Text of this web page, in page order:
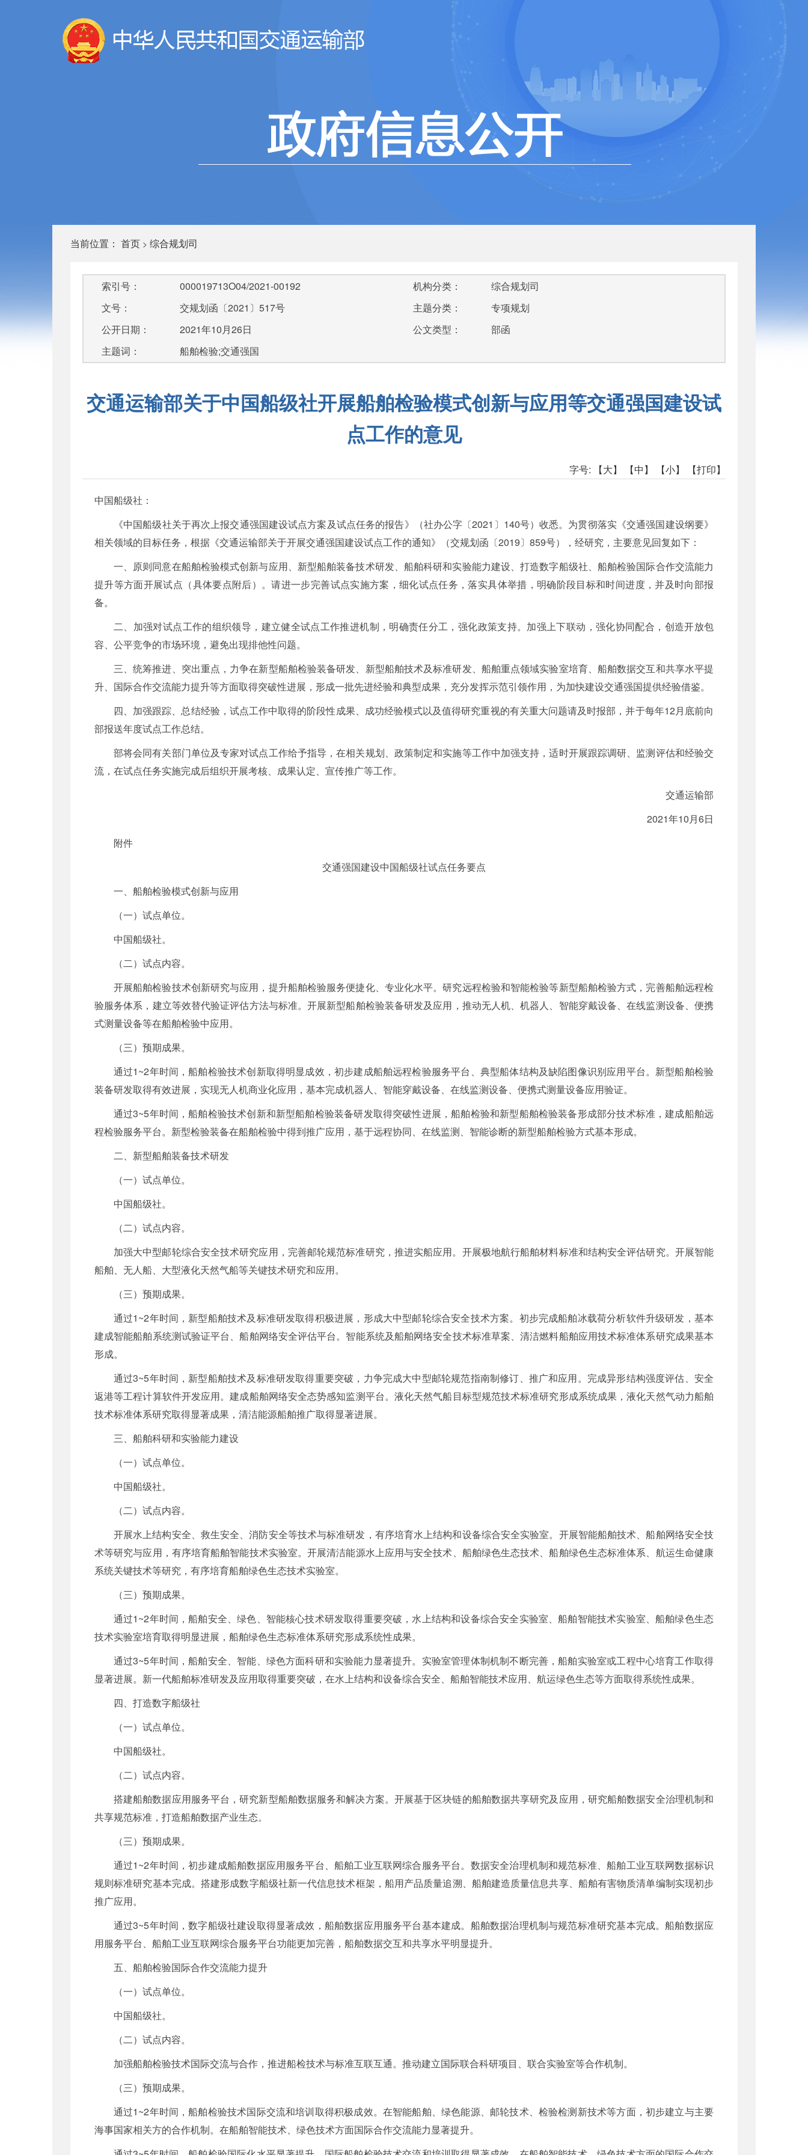
当前位置： 首页 > 综合规划司
索引号：
000019713O04/2021-00192
文号：
交规划函〔2021〕517号
公开日期：
2021年10月26日
主题词：
船舶检验;交通强国
机构分类：
综合规划司
主题分类：
专项规划
公文类型：
部函
交通运输部关于中国船级社开展船舶检验模式创新与应用等交通强国建设试
点工作的意见
字号: 【大】 【中】 【小】 【打印】
中国船级社：
《中国船级社关于再次上报交通强国建设试点方案及试点任务的报告》（社办公字〔2021〕140号）收悉。为贯彻落实《交通强国建设纲要》
相关领域的目标任务，根据《交通运输部关于开展交通强国建设试点工作的通知》（交规划函〔2019〕859号），经研究，主要意见回复如下：
一、原则同意在船舶检验模式创新与应用、新型船舶装备技术研发、船舶科研和实验能力建设、打造数字船级社、船舶检验国际合作交流能力
提升等方面开展试点（具体要点附后）。请进一步完善试点实施方案，细化试点任务，落实具体举措，明确阶段目标和时间进度，并及时向部报
备。
二、加强对试点工作的组织领导，建立健全试点工作推进机制，明确责任分工，强化政策支持。加强上下联动，强化协同配合，创造开放包
容、公平竞争的市场环境，避免出现排他性问题。
三、统筹推进、突出重点，力争在新型船舶检验装备研发、新型船舶技术及标准研发、船舶重点领域实验室培育、船舶数据交互和共享水平提
升、国际合作交流能力提升等方面取得突破性进展，形成一批先进经验和典型成果，充分发挥示范引领作用，为加快建设交通强国提供经验借鉴。
四、加强跟踪、总结经验，试点工作中取得的阶段性成果、成功经验模式以及值得研究重视的有关重大问题请及时报部，并于每年12月底前向
部报送年度试点工作总结。
部将会同有关部门单位及专家对试点工作给予指导，在相关规划、政策制定和实施等工作中加强支持，适时开展跟踪调研、监测评估和经验交
流，在试点任务实施完成后组织开展考核、成果认定、宣传推广等工作。
交通运输部
2021年10月6日
附件
交通强国建设中国船级社试点任务要点
一、船舶检验模式创新与应用
（一）试点单位。
中国船级社。
（二）试点内容。
开展船舶检验技术创新研究与应用，提升船舶检验服务便捷化、专业化水平。研究远程检验和智能检验等新型船舶检验方式，完善船舶远程检
验服务体系，建立等效替代验证评估方法与标准。开展新型船舶检验装备研发及应用，推动无人机、机器人、智能穿戴设备、在线监测设备、便携
式测量设备等在船舶检验中应用。
（三）预期成果。
通过1~2年时间，船舶检验技术创新取得明显成效，初步建成船舶远程检验服务平台、典型船体结构及缺陷图像识别应用平台。新型船舶检验
装备研发取得有效进展，实现无人机商业化应用，基本完成机器人、智能穿戴设备、在线监测设备、便携式测量设备应用验证。
通过3~5年时间，船舶检验技术创新和新型船舶检验装备研发取得突破性进展，船舶检验和新型船舶检验装备形成部分技术标准，建成船舶远
程检验服务平台。新型检验装备在船舶检验中得到推广应用，基于远程协同、在线监测、智能诊断的新型船舶检验方式基本形成。
二、新型船舶装备技术研发
（一）试点单位。
中国船级社。
（二）试点内容。
加强大中型邮轮综合安全技术研究应用，完善邮轮规范标准研究，推进实船应用。开展极地航行船舶材料标准和结构安全评估研究。开展智能
船舶、无人船、大型液化天然气船等关键技术研究和应用。
（三）预期成果。
通过1~2年时间，新型船舶技术及标准研发取得积极进展，形成大中型邮轮综合安全技术方案。初步完成船舶冰载荷分析软件升级研发，基本
建成智能船舶系统测试验证平台、船舶网络安全评估平台。智能系统及船舶网络安全技术标准草案、清洁燃料船舶应用技术标准体系研究成果基本
形成。
通过3~5年时间，新型船舶技术及标准研发取得重要突破，力争完成大中型邮轮规范指南制修订、推广和应用。完成异形结构强度评估、安全
返港等工程计算软件开发应用。建成船舶网络安全态势感知监测平台。液化天然气船目标型规范技术标准研究形成系统成果，液化天然气动力船舶
技术标准体系研究取得显著成果，清洁能源船舶推广取得显著进展。
三、船舶科研和实验能力建设
（一）试点单位。
中国船级社。
（二）试点内容。
开展水上结构安全、救生安全、消防安全等技术与标准研发，有序培育水上结构和设备综合安全实验室。开展智能船舶技术、船舶网络安全技
术等研究与应用，有序培育船舶智能技术实验室。开展清洁能源水上应用与安全技术、船舶绿色生态技术、船舶绿色生态标准体系、航运生命健康
系统关键技术等研究，有序培育船舶绿色生态技术实验室。
（三）预期成果。
通过1~2年时间，船舶安全、绿色、智能核心技术研发取得重要突破，水上结构和设备综合安全实验室、船舶智能技术实验室、船舶绿色生态
技术实验室培育取得明显进展，船舶绿色生态标准体系研究形成系统性成果。
通过3~5年时间，船舶安全、智能、绿色方面科研和实验能力显著提升。实验室管理体制机制不断完善，船舶实验室或工程中心培育工作取得
显著进展。新一代船舶标准研发及应用取得重要突破，在水上结构和设备综合安全、船舶智能技术应用、航运绿色生态等方面取得系统性成果。
四、打造数字船级社
（一）试点单位。
中国船级社。
（二）试点内容。
搭建船舶数据应用服务平台，研究新型船舶数据服务和解决方案。开展基于区块链的船舶数据共享研究及应用，研究船舶数据安全治理机制和
共享规范标准，打造船舶数据产业生态。
（三）预期成果。
通过1~2年时间，初步建成船舶数据应用服务平台、船舶工业互联网综合服务平台。数据安全治理机制和规范标准、船舶工业互联网数据标识
规则标准研究基本完成。搭建形成数字船级社新一代信息技术框架，船用产品质量追溯、船舶建造质量信息共享、船舶有害物质清单编制实现初步
推广应用。
通过3~5年时间，数字船级社建设取得显著成效，船舶数据应用服务平台基本建成。船舶数据治理机制与规范标准研究基本完成。船舶数据应
用服务平台、船舶工业互联网综合服务平台功能更加完善，船舶数据交互和共享水平明显提升。
五、船舶检验国际合作交流能力提升
（一）试点单位。
中国船级社。
（二）试点内容。
加强船舶检验技术国际交流与合作，推进船检技术与标准互联互通。推动建立国际联合科研项目、联合实验室等合作机制。
（三）预期成果。
通过1~2年时间，船舶检验技术国际交流和培训取得积极成效。在智能船舶、绿色能源、邮轮技术、检验检测新技术等方面，初步建立与主要
海事国家相关方的合作机制。在船舶智能技术、绿色技术方面国际合作交流能力显著提升。